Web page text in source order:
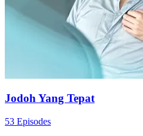
Jodoh Yang Tepat
53 Episodes